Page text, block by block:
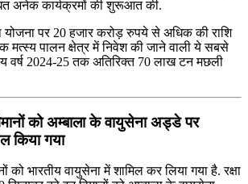
अनेक कार्यक्रमों की शुरूआत की.
योजना पर 20 हजार करोड़ रुपये से अधिक की राशि
मत्‍स्‍य पालन क्षेत्र में निवेश की जाने वाली ये सबसे
वर्ष 2024-25 तक अतिरिक्‍त 70 लाख टन मछली
को अम्बाला के वायुसेना अड्डे पर
किया गया
को भारतीय वायुसेना में शामिल कर लिया गया है. रक्षा